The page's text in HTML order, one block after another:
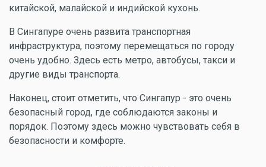
китайской, малайской и индийской кухонь.
В Сингапуре очень развита транспортная
инфраструктура, поэтому перемещаться по городу
очень удобно. Здесь есть метро, автобусы, такси и
другие виды транспорта.
Наконец, стоит отметить, что Сингапур - это очень
безопасный город, где соблюдаются законы и
порядок. Поэтому здесь можно чувствовать себя в
безопасности и комфорте.